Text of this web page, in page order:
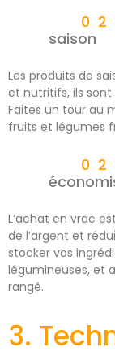
saison
Les produits de
et nutritifs, ils
Faites un tour au
fruits et légumes
L’achat en vrac
de l’argent et
stocker vos
légumineuses, et
rangé.
3.